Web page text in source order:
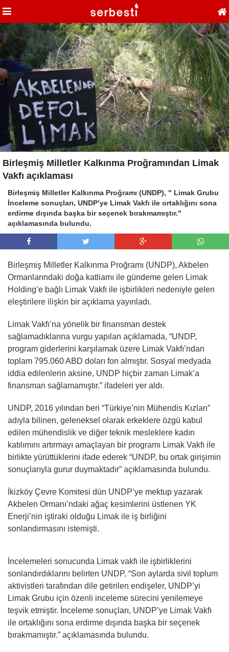
Birleşmiş Milletler Kalkınma Proğramından Limak
Vakfı açıklaması
Birleşmiş Milletler Kalkınma Proğramı (UNDP), " Limak Grubu
İnceleme sonuçları, UNDP’ye Limak Vakfı ile ortaklığını sona
erdirme dışında başka bir seçenek bırakmamıştır."
açıklamasında bulundu.
Birleşmiş Milletler Kalkınma Proğramı (UNDP), Akbelen
Ormanlarındaki doğa katliamı ile gündeme gelen Limak
Holding’e bağlı Limak Vakfı ile işbirlikleri nedeniyle gelen
eleştirilere ilişkin bir açıklama yayınladı.
Limak Vakfı’na yönelik bir finansman destek
sağlamadıklarına vurgu yapılan açıklamada, “UNDP,
program giderlerini karşılamak üzere Limak Vakfı’ndan
toplam 795.060 ABD doları fon almıştır. Sosyal medyada
iddia edilenlerin aksine, UNDP hiçbir zaman Limak’a
finansman sağlamamıştır.” ifadeleri yer aldı.
UNDP, 2016 yılından beri “Türkiye’nin Mühendis Kızları”
adıyla bilinen, geleneksel olarak erkeklere özgü kabul
edilen mühendislik ve diğer teknik mesleklere kadın
katılımını artırmayı amaçlayan bir programı Limak Vakfı ile
birlikte yürüttüklerini ifade ederek “UNDP, bu ortak girişimin
sonuçlarıyla gurur duymaktadır” açıklamasında bulundu.
İkizköy Çevre Komitesi dün UNDP’ye mektup yazarak
Akbelen Ormanı’ndaki ağaç kesimlerini üstlenen YK
Enerji’nin iştiraki olduğu Limak ile iş birliğini
sonlandırmasını istemişti.
İncelemeleri sonucunda Limak vakfı ile işbirliklerini
sonlandırdıklarını belirten UNDP, “Son aylarda sivil toplum
aktivistleri tarafından dile getirilen endişeler, UNDP’yi
Limak Grubu için özenli inceleme sürecini yenilemeye
teşvik etmiştir. İnceleme sonuçları, UNDP’ye Limak Vakfı
ile ortaklığını sona erdirme dışında başka bir seçenek
bırakmamıştır.” açıklamasında bulundu.